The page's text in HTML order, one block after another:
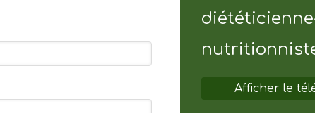
Afficher le